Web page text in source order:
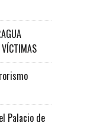
Palacio de